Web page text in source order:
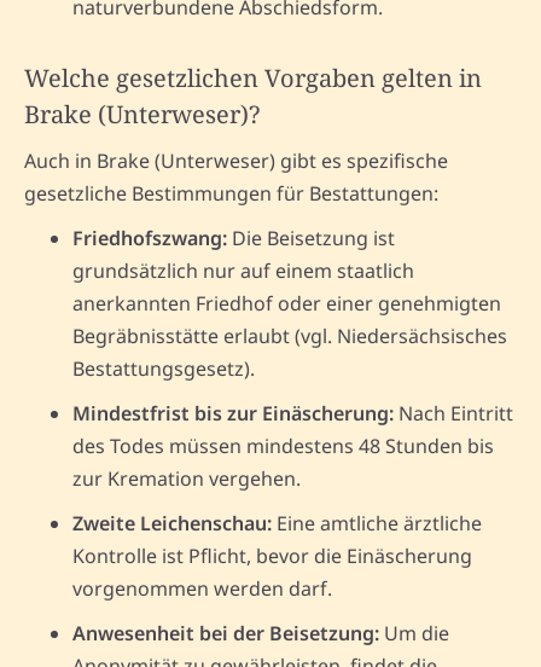
naturverbundene Abschiedsform.
Welche gesetzlichen Vorgaben gelten in
Brake (Unterweser)?
Auch in Brake (Unterweser) gibt es spezifische
gesetzliche Bestimmungen für Bestattungen:
Friedhofszwang: Die Beisetzung ist
grundsätzlich nur auf einem staatlich
anerkannten Friedhof oder einer genehmigten
Begräbnisstätte erlaubt (vgl. Niedersächsisches
Bestattungsgesetz).
Mindestfrist bis zur Einäscherung: Nach Eintritt
des Todes müssen mindestens 48 Stunden bis
zur Kremation vergehen.
Zweite Leichenschau: Eine amtliche ärztliche
Kontrolle ist Pflicht, bevor die Einäscherung
vorgenommen werden darf.
Anwesenheit bei der Beisetzung: Um die